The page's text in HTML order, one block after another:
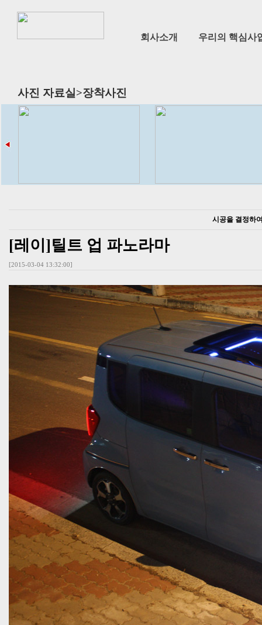
회사소개 우리의 핵심사
사진 자료실>장착사진
시공을 결정하
[레이]틸트 업 파노라마
[2015-03-04 13:32:00]